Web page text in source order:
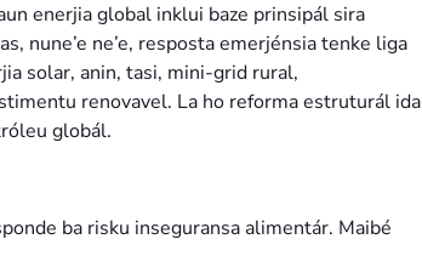
enerjia global inklui baze prinsipál sira
nune’e ne’e, resposta emerjénsia tenke liga
solar, anin, tasi, mini-grid rural,
renovavel. La ho reforma estruturál ida
globál.
ba risku inseguransa alimentár. Maibé